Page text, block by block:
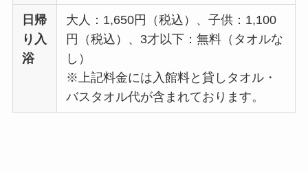
日帰
り入
浴
大人：1,650円（税込）、子供：1,100
円（税込）、3才以下：無料（タオルな
し）
※上記料金には入館料と貸しタオル・
バスタオル代が含まれております。